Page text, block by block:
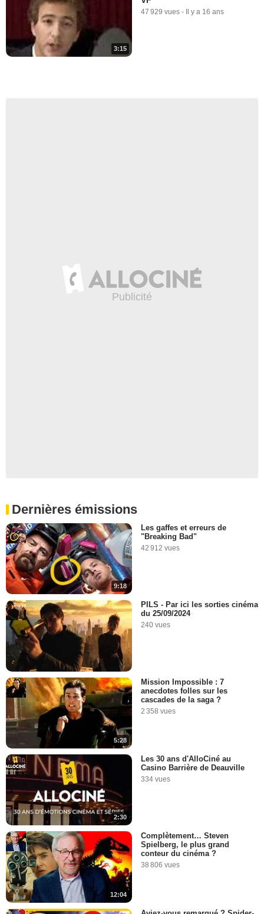
3:15
47 929 vues - Il y a 16 ans
Dernières émissions
9:18
Les gaffes et erreurs de
"Breaking Bad"
42 912 vues
PILS - Par ici les sorties cinéma
du 25/09/2024
240 vues
5:28
Mission Impossible : 7
anecdotes folles sur les
cascades de la saga ?
2 358 vues
2:30
Les 30 ans d'AlloCiné au
Casino Barrière de Deauville
334 vues
12:04
Complètement… Steven
Spielberg, le plus grand
conteur du cinéma ?
38 806 vues